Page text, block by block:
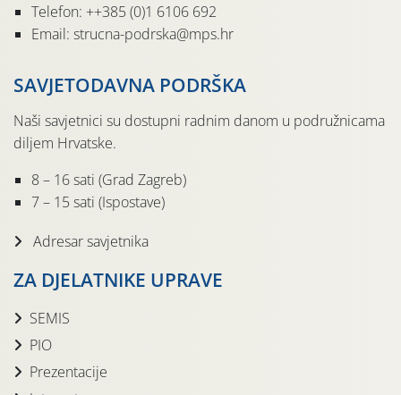
Telefon: ++385 (0)1 6106 692
Email: strucna-podrska@mps.hr
SAVJETODAVNA PODRŠKA
Naši savjetnici su dostupni radnim danom u podružnicama
diljem Hrvatske.
8 – 16 sati (Grad Zagreb)
7 – 15 sati (Ispostave)
Adresar savjetnika
ZA DJELATNIKE UPRAVE
SEMIS
PIO
Prezentacije